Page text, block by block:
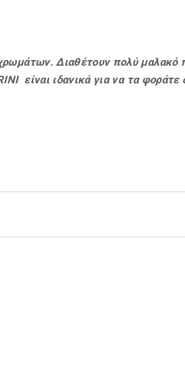
Διαθέτουν πολύ
είναι ιδανικά για να τα